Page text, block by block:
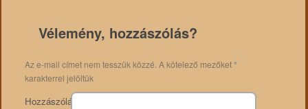
Vélemény, hozzászólás?
Az e-mail címet nem tesszük közzé. A kötelező mezőket*
karakterrel jelöltük
Hozzászólás